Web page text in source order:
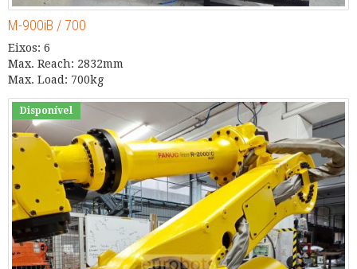
M-900iB / 700
Eixos: 6
Max. Reach: 2832mm
Max. Load: 700kg
Disponível